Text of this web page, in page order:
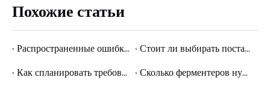
Похожие статьи
Распространенные ошибки при открытии пивоварни и как их избежать
Стоит ли выбирать поставщика пивоваренного завода под ключ или покупать оборудование отдельно?
Как спланировать требования к коммунальным предприятиям пивоварни: основы электропитания, воды, пара и гликоля
Сколько ферментеров нужно пивоварне? Практическое руководство по планированию резервуаров